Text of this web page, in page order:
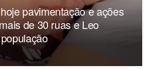
pavimentação e ações
de 30 ruas e Leo